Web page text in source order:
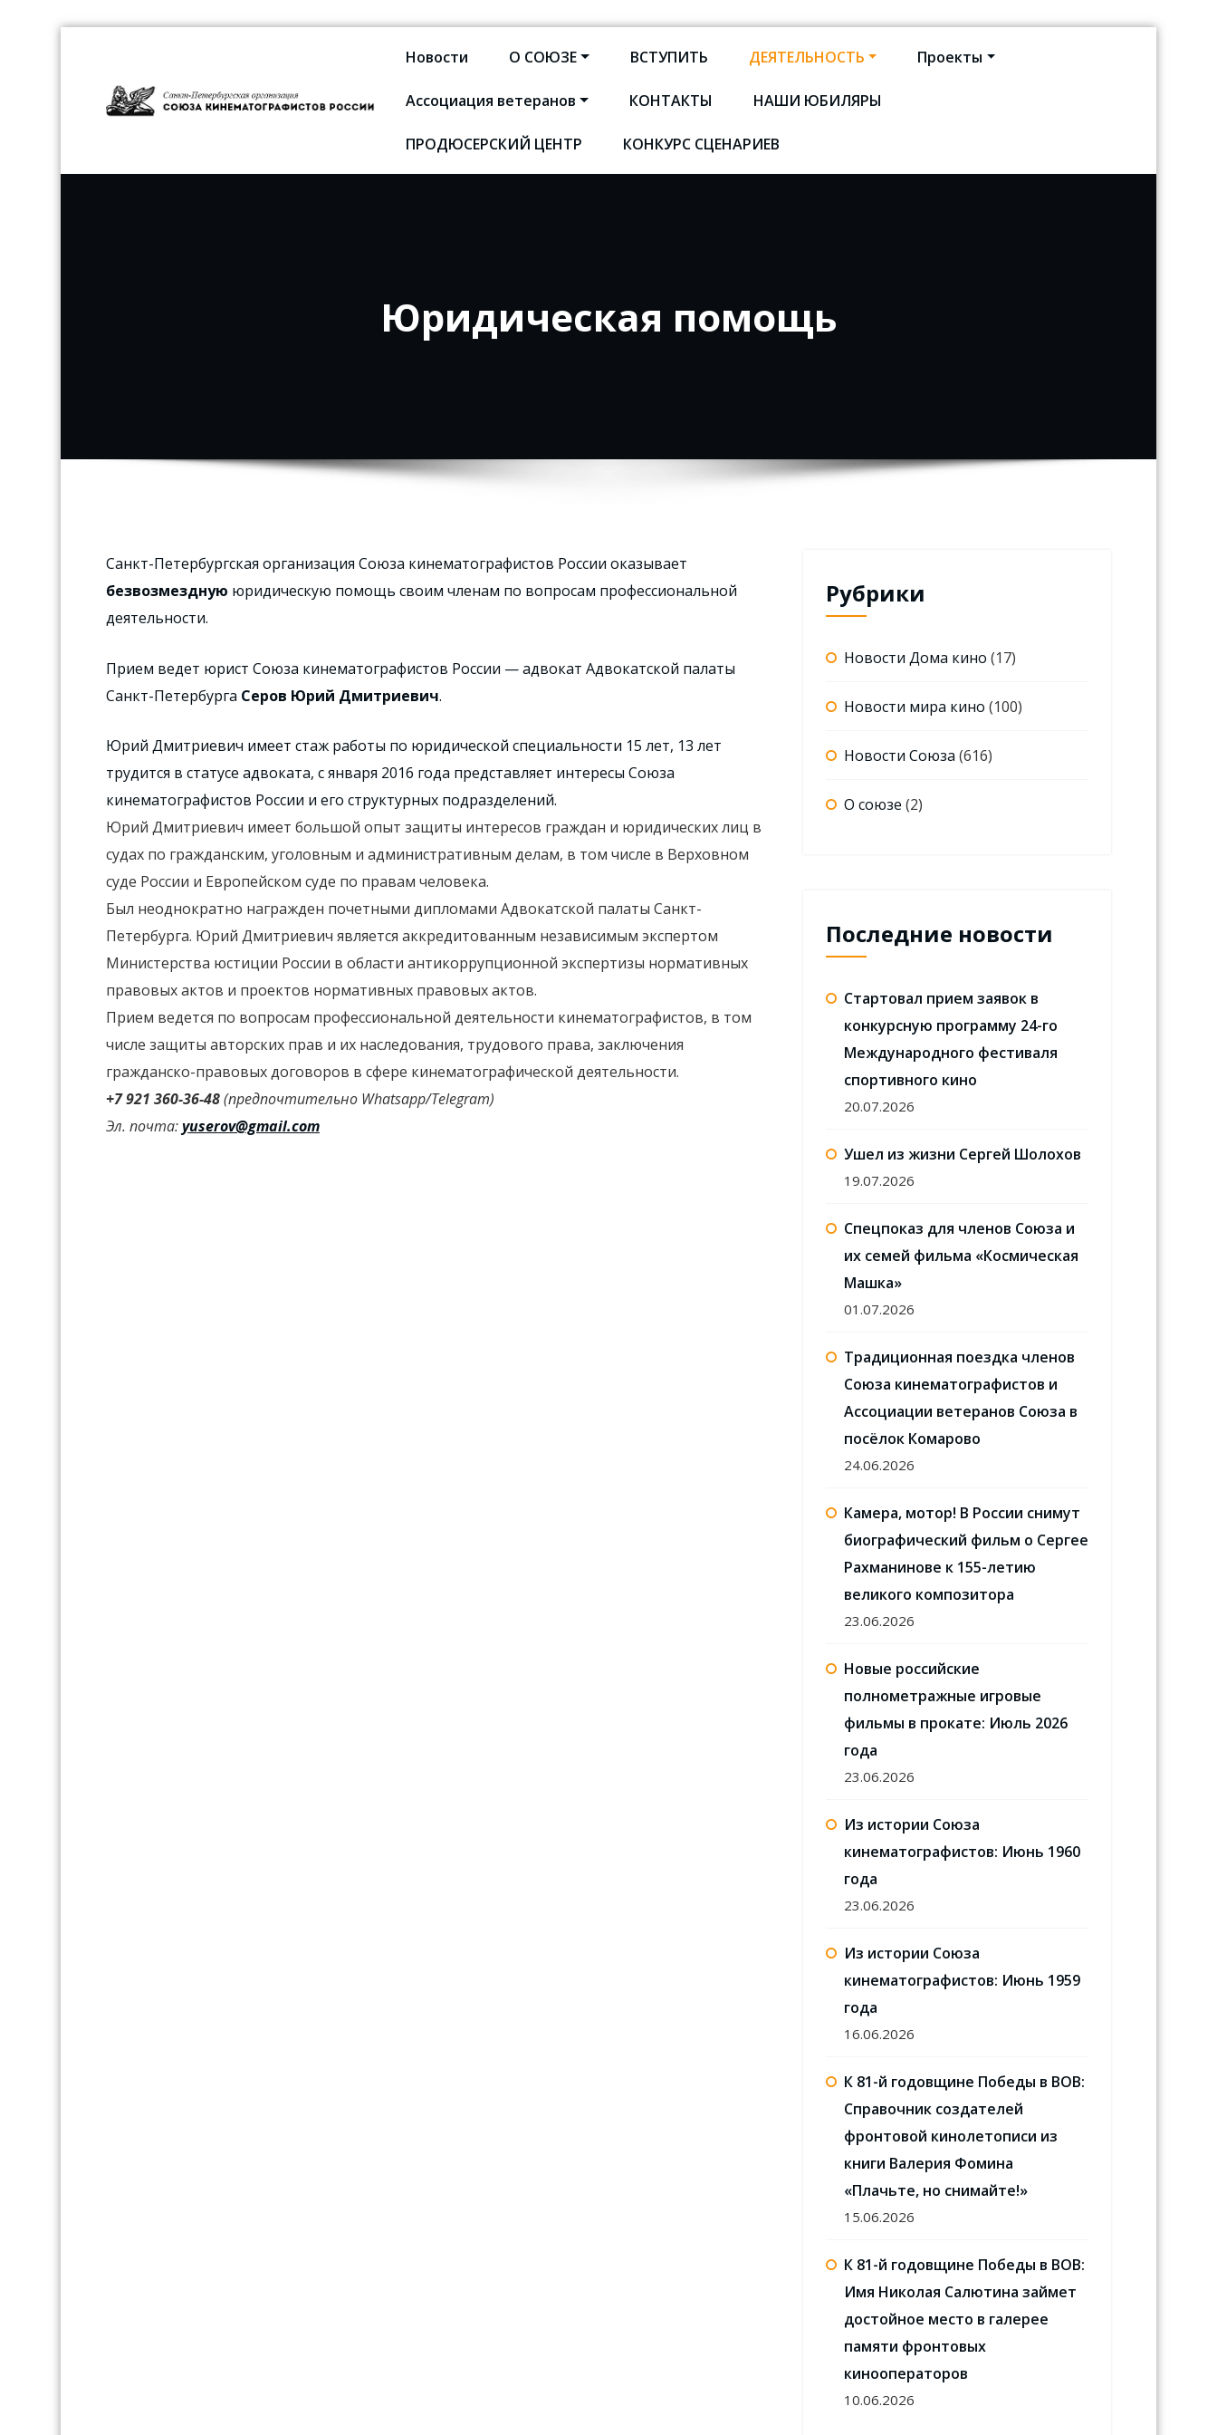
содержимому
Союз кинематографистов Санкт-Петербурга
Новости О СОЮЗЕ ВСТУПИТЬ ДЕЯТЕЛЬНОСТЬ Проекты
Ассоциация ветеранов КОНТАКТЫ НАШИ ЮБИЛЯРЫ
ПРОДЮСЕРСКИЙ ЦЕНТР КОНКУРС СЦЕНАРИЕВ
Юридическая помощь
Санкт-Петербургская организация Союза кинематографистов России оказывает
безвозмездную юридическую помощь своим членам по вопросам профессиональной
деятельности.
Прием ведет юрист Союза кинематографистов России — адвокат Адвокатской палаты
Санкт-Петербурга Серов Юрий Дмитриевич.
Юрий Дмитриевич имеет стаж работы по юридической специальности 15 лет, 13 лет
трудится в статусе адвоката, с января 2016 года представляет интересы Союза
кинематографистов России и его структурных подразделений.
Юрий Дмитриевич имеет большой опыт защиты интересов граждан и юридических лиц в
судах по гражданским, уголовным и административным делам, в том числе в Верховном
суде России и Европейском суде по правам человека.
Был неоднократно награжден почетными дипломами Адвокатской палаты Санкт-
Петербурга. Юрий Дмитриевич является аккредитованным независимым экспертом
Министерства юстиции России в области антикоррупционной экспертизы нормативных
правовых актов и проектов нормативных правовых актов.
Прием ведется по вопросам профессиональной деятельности кинематографистов, в том
числе защиты авторских прав и их наследования, трудового права, заключения
гражданско-правовых договоров в сфере кинематографической деятельности.
+7 921 360-36-48(предпочтительно Whatsapp/Telegram)
Эл. почта:yuserov@gmail.com
Рубрики
Новости Дома кино (17)
Новости мира кино (100)
Новости Союза (616)
О союзе (2)
Последние новости
Стартовал прием заявок в
конкурсную программу 24-го
Международного фестиваля
спортивного кино
20.07.2026
Ушел из жизни Сергей Шолохов
19.07.2026
Спецпоказ для членов Союза и
их семей фильма «Космическая
Машка»
01.07.2026
Традиционная поездка членов
Союза кинематографистов и
Ассоциации ветеранов Союза в
посёлок Комарово
24.06.2026
Камера, мотор! В России снимут
биографический фильм о Сергее
Рахманинове к 155-летию
великого композитора
23.06.2026
Новые российские
полнометражные игровые
фильмы в прокате: Июль 2026
года
23.06.2026
Из истории Союза
кинематографистов: Июнь 1960
года
23.06.2026
Из истории Союза
кинематографистов: Июнь 1959
года
16.06.2026
К 81-й годовщине Победы в ВОВ:
Справочник создателей
фронтовой кинолетописи из
книги Валерия Фомина
«Плачьте, но снимайте!»
15.06.2026
К 81-й годовщине Победы в ВОВ:
Имя Николая Салютина займет
достойное место в галерее
памяти фронтовых
кинооператоров
10.06.2026